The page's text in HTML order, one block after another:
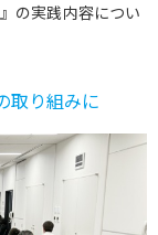
の実践内容につい
取り組みに